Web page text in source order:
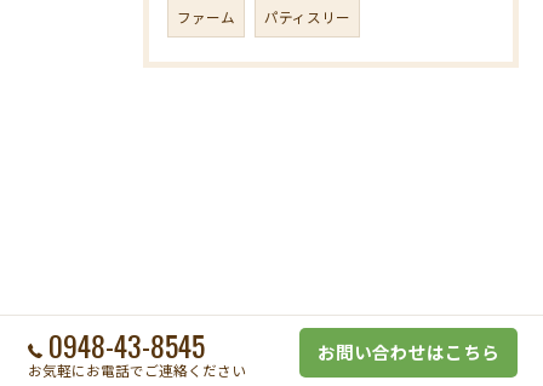
ファーム パティスリー
0948-43-8545
お気軽にお電話でご連絡ください
お問い合わせはこちら